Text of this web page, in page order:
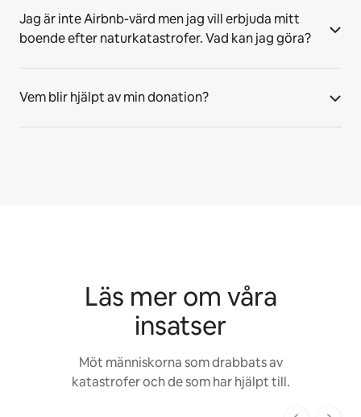
Jag är inte Airbnb-värd men jag vill erbjuda mitt
boende efter naturkatastrofer. Vad kan jag göra?
Vem blir hjälpt av min donation?
Läs mer om våra
insatser
Möt människorna som drabbats av
katastrofer och de som har hjälpt till.